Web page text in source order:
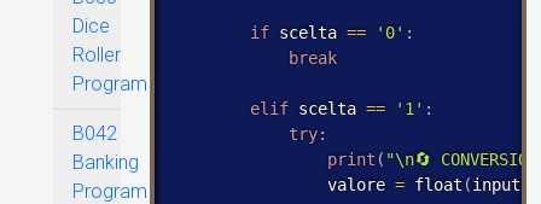
Dice
Roller
Program
B042
Banking
Program
if scelta == '0' :
break
elif scelta == '1' :
try:
print ( "\n🔄
                valore
= float (input